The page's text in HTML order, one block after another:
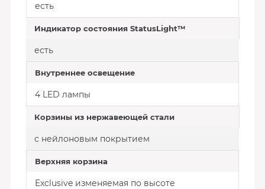
есть
Индикатор состояния StatusLight™
есть
Внутреннее освещение
4 LED лампы
Корзины из нержавеющей стали
с нейлоновым покрытием
Верхняя корзина
Exclusive изменяемая по высоте